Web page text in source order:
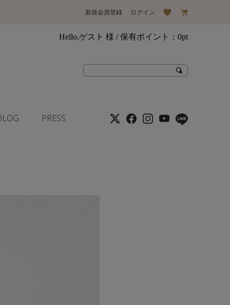
新規会員登録 ログイン
Hello,ゲスト 様 / 保有ポイント： 0pt
PRESS